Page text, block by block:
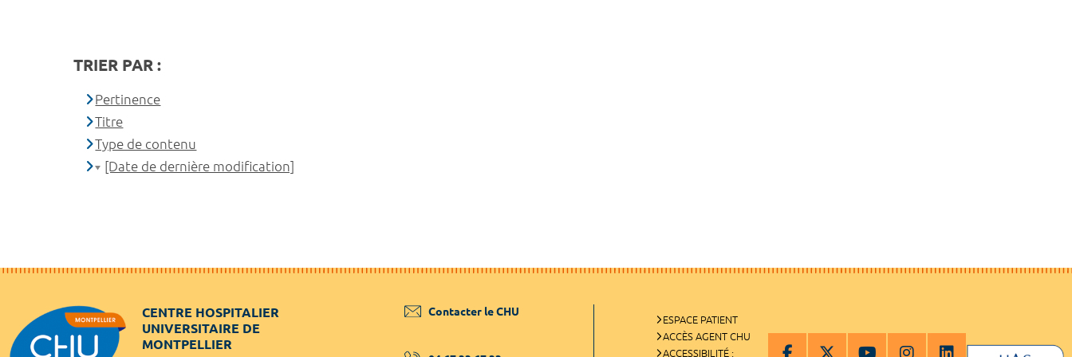
TRIER PAR :
Pertinence
Titre
Type de contenu
[Date de dernière modification]
CENTRE HOSPITALIER
UNIVERSITAIRE DE
MONTPELLIER
Contacter le CHU
ESPACE PATIENT
ACCÈS AGENT CHU
ACCESSIBILITÉ :